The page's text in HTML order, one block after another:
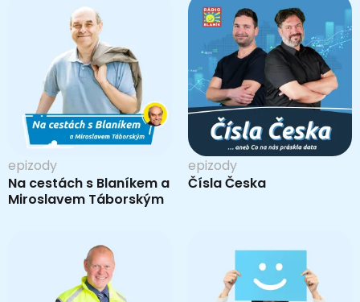
epizody
Na cestách s Blaníkem a
Miroslavem Táborským
epizody
Čísla Česka